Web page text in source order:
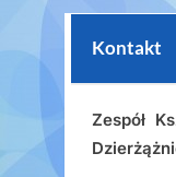
Kontakt
Zespół